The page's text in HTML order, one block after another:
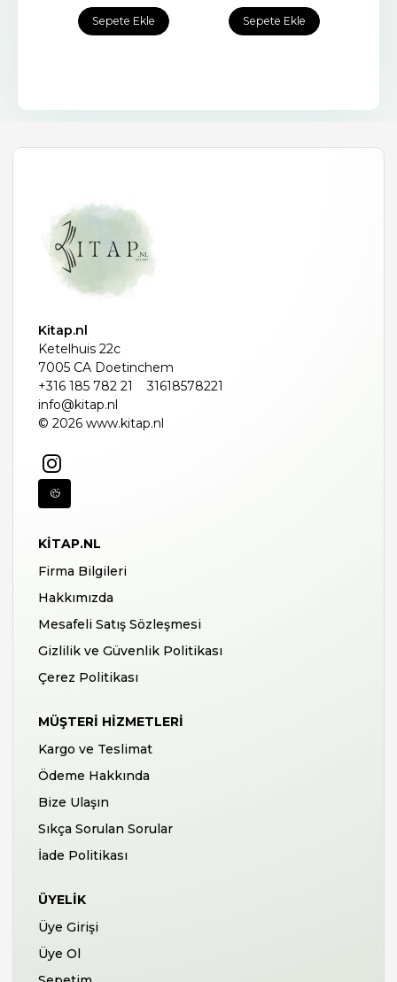
Sepete Ekle Sepete Ekle
Kitap.nl
Ketelhuis 22c
7005 CA Doetinchem
+316 185 782 21
31618578221
info@kitap.nl
© 2026 www.kitap.nl
KITAP.NL
Firma Bilgileri
Hakkımızda
Mesafeli Satış Sözleşmesi
Gizlilik ve Güvenlik Politikası
Çerez Politikası
MÜŞTERI HIZMETLERI
Kargo ve Teslimat
Ödeme Hakkında
Bize Ulaşın
Sıkça Sorulan Sorular
İade Politikası
ÜYELIK
Üye Girişi
Üye Ol